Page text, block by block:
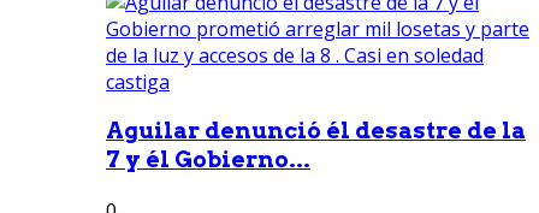
Aguilar denunció él desastre de la
7 y él Gobierno...